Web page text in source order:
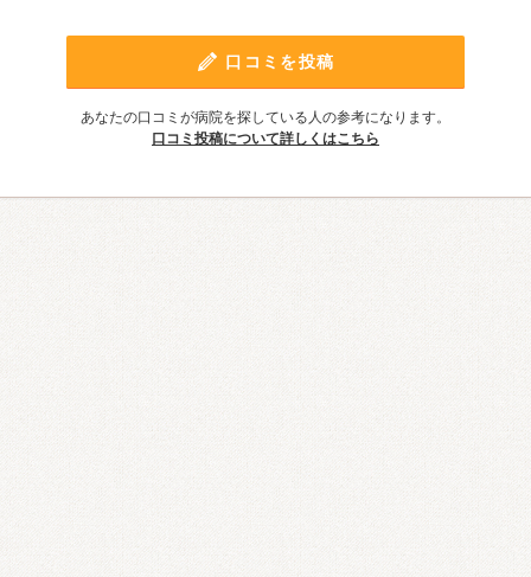
口コミを投稿
あなたの口コミが病院を探している人の参考になります。
口コミ投稿について詳しくはこちら